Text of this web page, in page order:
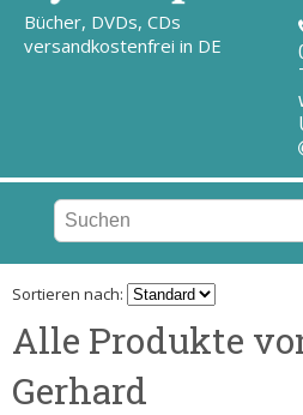
Bücher, DVDs, CDs
versandkostenfrei in DE
Sortieren nach:
Alle Produkte
Gerhard